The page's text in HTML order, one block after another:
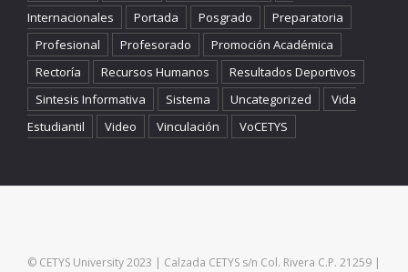
Internacionales
Portada Posgrado
Preparatoria
Profesional
Profesorado
Promoción Académica
Rectoría
Recursos Humanos
Resultados Deportivos
Sintesis Informativa
Sistema Uncategorized
Vida
Estudiantil
Video Vinculación VoCETYS
© CETYS University 2023 | Calzada CETYS s/n Col. Rivera C.P. 21259 |